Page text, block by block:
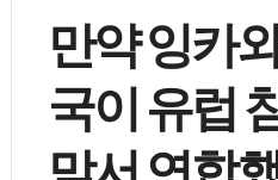
만약 잉카
국이 유럽